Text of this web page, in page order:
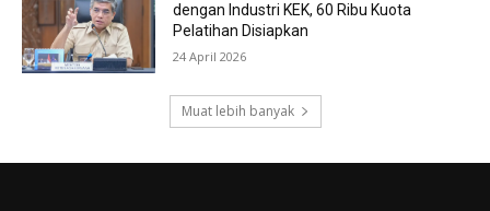
dengan Industri KEK, 60 Ribu Kuota
Pelatihan Disiapkan
24 April 2026
Muat lebih banyak